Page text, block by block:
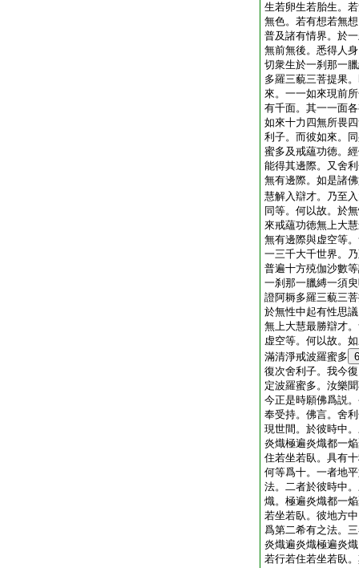
生若卵生若胎生。
無色。若有想若無
普及諸有情界。於
無前無後。悉得人
切衆生於一刹那一
多羅三藐三菩提果
來。一一如來現前
有千面。其一一面
如來十力四無所畏
利子。而彼如來。
蜜多及戒蘊功徳。
能得其邊際。又舍
無有邊際。如是諸
慧解入辯才。乃至
同等。何以故。於
來戒蘊功徳無上大
無有邊際與虚空等
一三千大千世界。
普遍十方殑伽沙數
一刹那一臘縛一須
證阿耨多羅三藐三
於無性中起有性思
無上大慧最勝辯才
虚空等。何以故。
滿清淨戒波羅蜜多 6
復次舍利子。我今
定波羅蜜多。汝樂
今正是時願佛爲説
奉受持。佛言。舍
現世間。於彼時中
炎熾極遍炎熾都一
住若坐若臥。具有
何等爲十。一者地
法。二者於彼時中
熾。極遍炎熾都一
若坐若臥。彼地方
爲第二希有之法。
炎熾遍炎熾極遍炎
若行若住若坐若臥